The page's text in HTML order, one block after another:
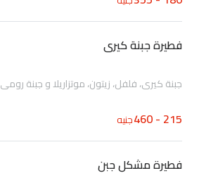
فطيرة جبنة كيرى
جبنة كيرى، فلفل، زيتون، موتزاريلا و جبنة رومى
215 - 460 جنيه
فطيرة مشكل جبن